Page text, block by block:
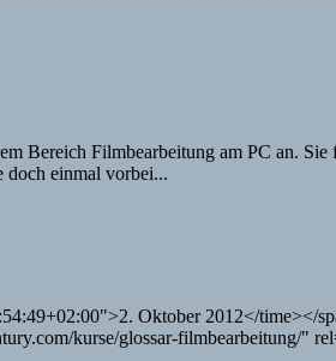
Bereich Filmbearbeitung am PC an.
doch einmal vorbei...
Oktober 2012</time></
kurse/glossar-filmbearbeitung/"